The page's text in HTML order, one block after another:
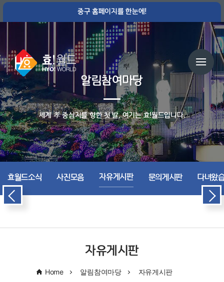
중구 홈페이지를 한눈에!
알림참여마당
세계 孝 중심지를 향한 첫 발, 여기는 효!월드입니다.
효월드소식 사진모음 자유게시판 문의게시판 다녀왔
자유게시판
Home 알림참여마당 자유게시판